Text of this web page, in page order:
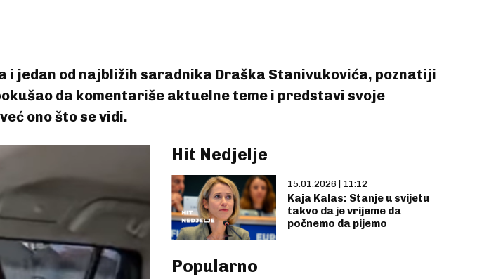
jedan od najbližih saradnika Draška Stanivukovića, poznatiji
da komentariše aktuelne teme i predstavi svoje
ono što se vidi.
Hit Nedjelje
15.01.2026 | 11:12
Kaja Kalas: Stanje u svijetu
takvo da je vrijeme da
počnemo da pijemo
Popularno